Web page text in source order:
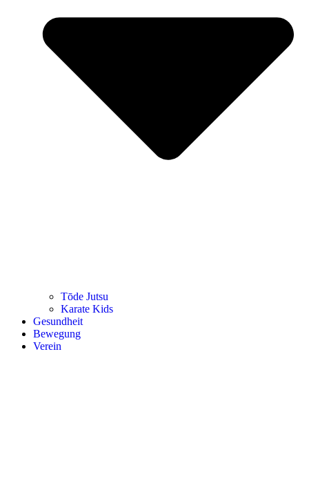
Tōde Jutsu
Kara­te Kids
Gesund­heit
Bewe­gung
Ver­ein